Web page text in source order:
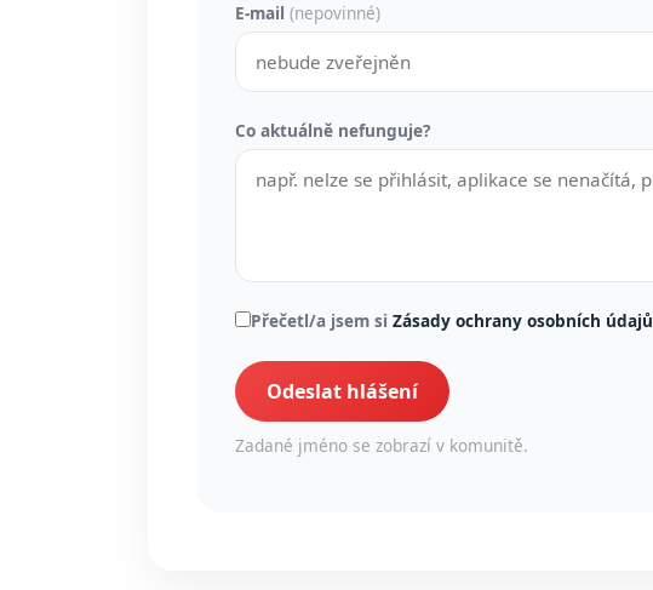
E-mail (nepovinné)
Co aktuálně nefunguje?
Přečetl/a jsem si Zásady ochrany osobních údajů
Odeslat hlášení
Zadané jméno se zobrazí v komunitě.